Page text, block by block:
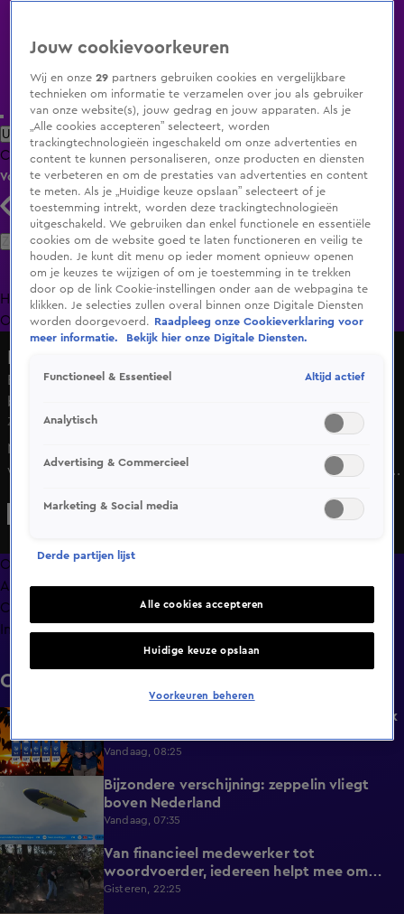
Uitzending Gemist Populaire programma's Zenders Genres
ClipsFilmsRadioSmart TV inlogShop
Volg KIJK
Zoeken
HomeUitzending Gemist Programma's De Bondgenoten
OranjezomerLivestreamsShop
Breda maakt zich op voor WK: horecaondernemers
bouwen op
Zo 7 juni, 21:17
Nog een week en dan speelt Nederland de eerste
wedstrijd op het WK. Door het tijdsverschil met Canada,
de avond of zelfs midden in de nacht gespeeld. Toch
Oranje kijken.
Overzicht
Afleveringen
Clips
Info
Clips
1:45
Kwik stijgt naar 31 graden, later deze week
Vandaag, 08:25
0:52
Bijzondere verschijning: zeppelin vliegt
boven Nederland
Vandaag, 07:35
2:14
Van financieel medewerker tot
woordvoerder, iedereen helpt mee om
nieuwe natuurbrand te voorkomen
Gisteren, 22:25
Jouw cookievoorkeuren
Wij en onze29 partners gebruiken cookies en vergelijkbare
technieken om informatie te verzamelen over jou als gebruiker
van onze website(s), jouw gedrag en jouw apparaten. Als je
„Alle cookies accepteren” selecteert, worden
trackingtechnologieën ingeschakeld om onze advertenties en
content te kunnen personaliseren, onze producten en diensten
te verbeteren en om de prestaties van advertenties en content
te meten. Als je „Huidige keuze opslaan” selecteert of je
toestemming intrekt, worden deze trackingtechnologieën
uitgeschakeld. We gebruiken dan enkel functionele en essentiële
cookies om de website goed te laten functioneren en veilig te
houden. Je kunt dit menu op ieder moment opnieuw openen
om je keuzes te wijzigen of om je toestemming in te trekken
door op de link Cookie-instellingen onder aan de webpagina te
klikken. Je selecties zullen overal binnen onze Digitale Diensten
worden doorgevoerd.
Raadpleeg onze Cookieverklaring voor
meer informatie.
Bekijk hier onze Digitale Diensten.
Functioneel & Essentieel Altijd actief
Analytisch
Advertising & Commercieel
Marketing & Social media
Derde partijen lijst
Alle cookies accepteren
Huidige keuze opslaan
Voorkeuren beheren